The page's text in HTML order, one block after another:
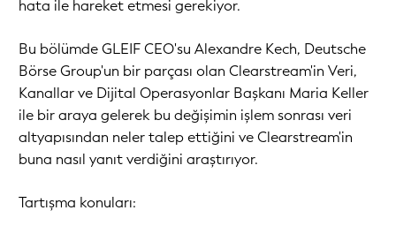
hata ile hareket etmesi gerekiyor.
Bu bölümde GLEIF CEO'su Alexandre Kech, Deutsche
Börse Group'un bir parçası olan Clearstream'in Veri,
Kanallar ve Dijital Operasyonlar Başkanı Maria Keller
ile bir araya gelerek bu değişimin işlem sonrası veri
altyapısından neler talep ettiğini ve Clearstream'in
buna nasıl yanıt verdiğini araştırıyor.
Tartışma konuları: